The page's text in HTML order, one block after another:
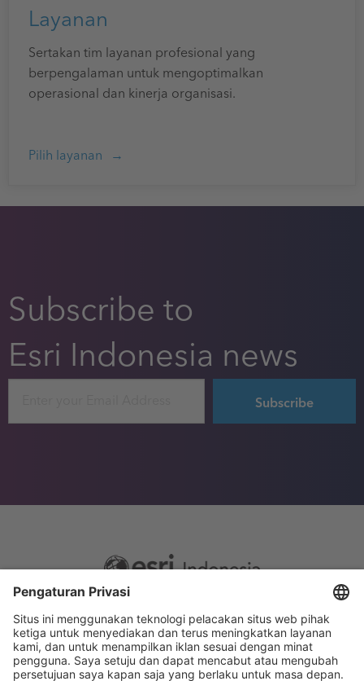
Layanan
Sertakan tim layanan profesional yang
berpengalaman untuk mengoptimalkan
operasional dan kinerja organisasi.
Pilih layanan
Subscribe to
Esri Indonesia news
Footer
menu
Sitemap
Privacy
Website Terms and Conditions
Privacy settings